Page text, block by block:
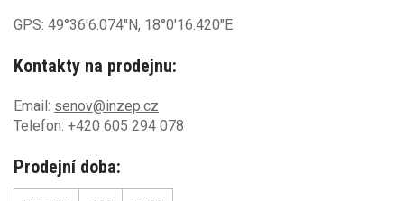
GPS: 49°36'6.074"N, 18°0'16.420"E
Kontakty na prodejnu:
Email: senov@inzep.cz
Telefon: +420 605 294 078
Prodejní doba: